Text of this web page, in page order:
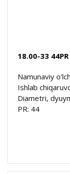
18.00-33
Namunaviy
Ishlab
Diametri,
PR: 44